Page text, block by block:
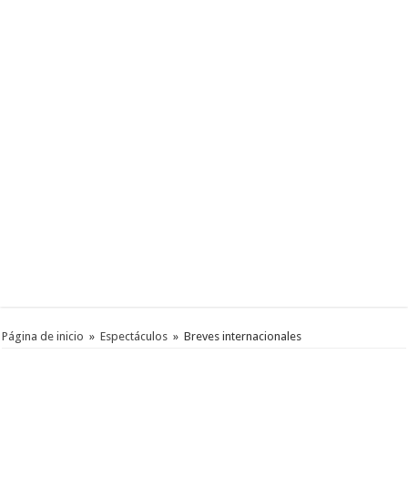
Página de inicio » Espectáculos » Breves internacionales